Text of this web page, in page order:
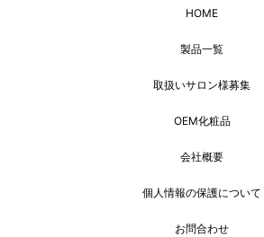
HOME
製品一覧
取扱いサロン様募集
OEM化粧品
会社概要
個人情報の保護について
お問合わせ